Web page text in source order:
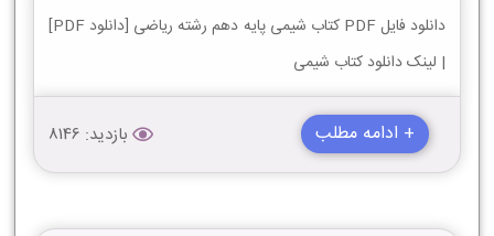
دانلود فایل PDF کتاب شیمی پایه دهم رشته ریاضی [دانلود PDF]
| لینک دانلود کتاب شیمی
+ ادامه مطلب بازدید: 8146